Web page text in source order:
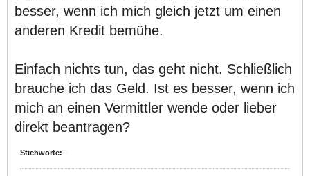
besser, wenn ich mich gleich jetzt um einen
anderen Kredit bemühe.
Einfach nichts tun, das geht nicht. Schließlich
brauche ich das Geld. Ist es besser, wenn ich
mich an einen Vermittler wende oder lieber
direkt beantragen?
Stichworte: -